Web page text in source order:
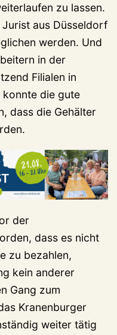
zu lassen.
aus Düsseldorf
werden. Und
in der
Filialen in
konnte die gute
dass die Gehälter
der
dass es nicht
zu bezahlen,
kein anderer
Gang zum
Kranenburger
weiter tätig